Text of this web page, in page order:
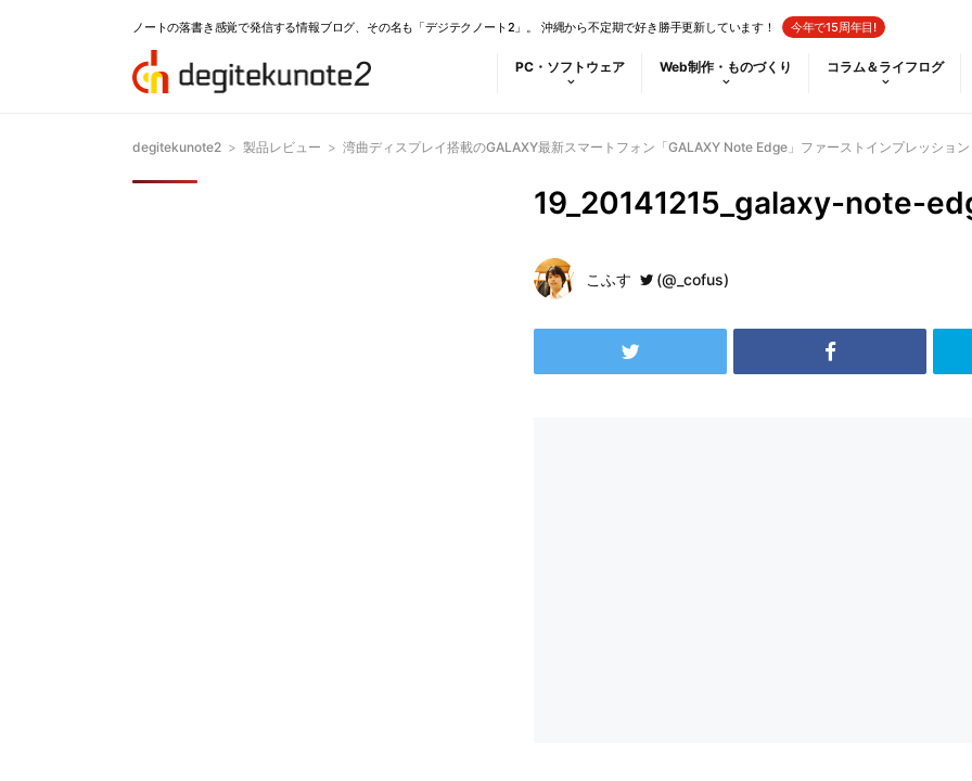
ノートの落書き感覚で発信する情報ブログ、その名も「デジテクノート2」。 沖縄から不定期で好き勝手更新しています！ 今年で15周年目!
PC・ソフトウェア Web制作・ものづくり コラム＆ライフログ
degitekunote2 > 製品レビュー > 湾曲ディスプレイ搭載のGALAXY最新スマートフォン「GALAXY Note Edge」ファーストインプレッション
19_20141215_galaxy-note-
こふす (@_cofus)